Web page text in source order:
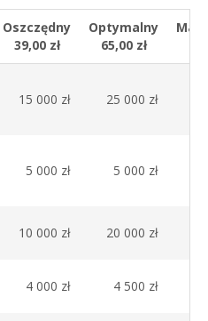
Oszczędny
39,00 zł
Optymalny
65,00 zł
15 000 zł 25 000 zł
5 000 zł 5 000 zł
10 000 zł 20 000 zł
4 000 zł 4 500 zł